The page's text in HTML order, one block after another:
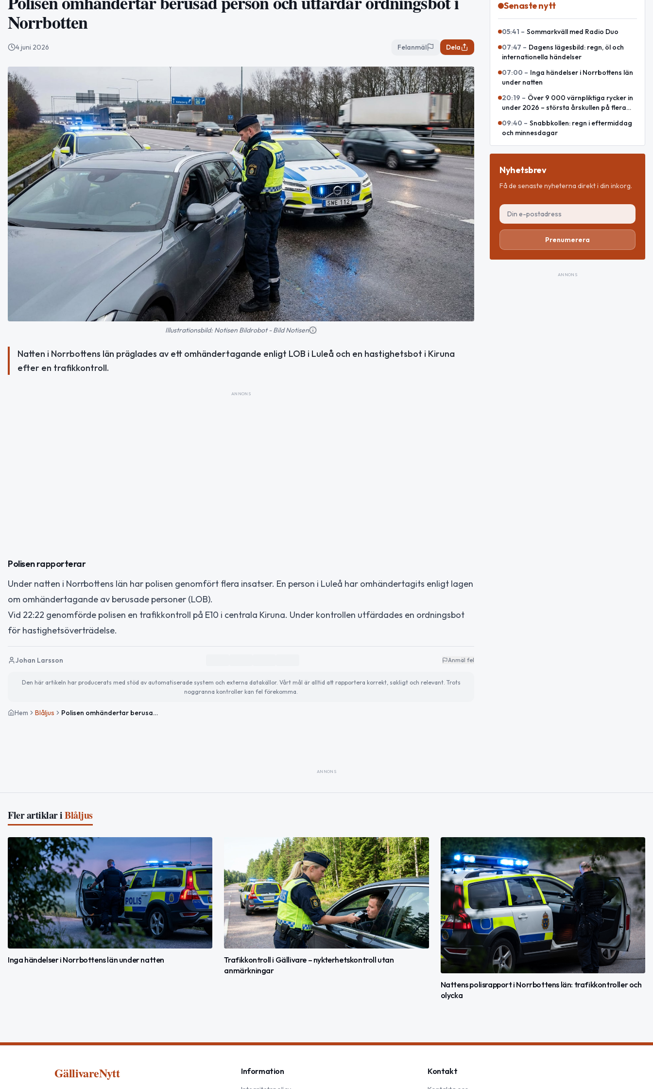
Norrbotten
4 juni 2026 Felanmäl Dela
Illustrationsbild: Notisen Bildrobot - Bild Notisen
Natten i Norrbottens län präglades av ett omhändertagande enligt LOB i Luleå och en hastighetsbot i Kiruna
efter en trafikkontroll.
ANNONS
Polisen rapporterar
Under natten i Norrbottens län har polisen genomfört flera insatser. En person i Luleå har omhändertagits enligt lagen
om omhändertagande av berusade personer (LOB).
Vid 22:22 genomförde polisen en trafikkontroll på E10 i centrala Kiruna. Under kontrollen utfärdades en ordningsbot
för hastighetsöverträdelse.
Johan Larsson Anmäl fel
Den här artikeln har producerats med stöd av automatiserade system och externa datakällor. Vårt mål är alltid att rapportera korrekt, sakligt och relevant. Trots
noggranna kontroller kan fel förekomma.
Hem Blåljus Polisen omhändertar berusad person och utfärdar ordningsbot i Norrbotten
Senaste nytt
05:41 – Sommarkväll med Radio Duo
07:47 – Dagens lägesbild: regn, öl och
internationella händelser
07:00 – Inga händelser i Norrbottens län
under natten
20:19 – Över 9 000 värnpliktiga rycker in
under 2026 – största årskullen på flera
09:40 – Snabbkollen: regn i eftermiddag
och minnesdagar
Nyhetsbrev
Få de senaste nyheterna direkt i din inkorg.
Prenumerera
ANNONS
ANNONS
Fler artiklar iBlåljus
Inga händelser i Norrbottens län under natten
Trafikkontroll i Gällivare – nykterhetskontroll utan
anmärkningar
Nattens polisrapport i Norrbottens län: trafikkontroller och
olycka
GällivareNytt Information Kontakt